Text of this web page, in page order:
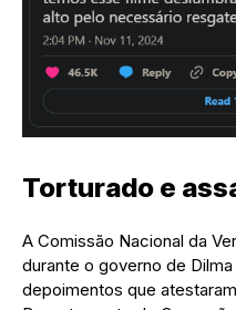
Torturado e
A Comissão Nacional da
durante o governo de
depoimentos que